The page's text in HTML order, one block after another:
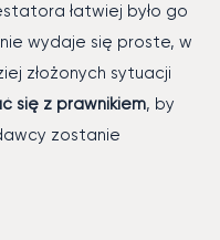
łatwiej było go
wydaje się proste, w
złożonych sytuacji
się z prawnikiem, by
zostanie